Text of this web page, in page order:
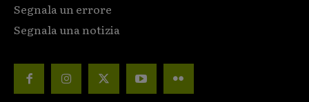
Segnala un errore
Segnala una notizia